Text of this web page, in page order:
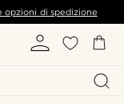
opzioni di spedizione